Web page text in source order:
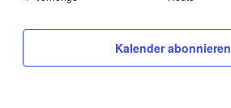
Kalender abonnieren